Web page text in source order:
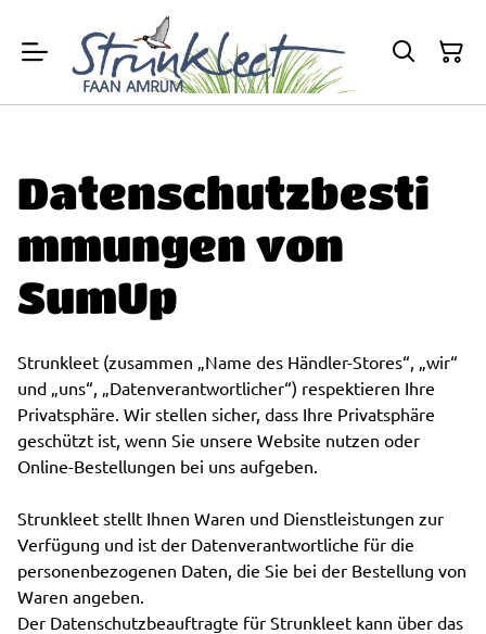
Datenschutzbesti
mmungen von
SumUp
Strunkleet (zusammen „Name des Händler-Stores“, „wir“
und „uns“, „Datenverantwortlicher“) respektieren Ihre
Privatsphäre. Wir stellen sicher, dass Ihre Privatsphäre
geschützt ist, wenn Sie unsere Website nutzen oder
Online-Bestellungen bei uns aufgeben.
Strunkleet stellt Ihnen Waren und Dienstleistungen zur
Verfügung und ist der Datenverantwortliche für die
personenbezogenen Daten, die Sie bei der Bestellung von
Waren angeben.
Der Datenschutzbeauftragte für Strunkleet kann über das